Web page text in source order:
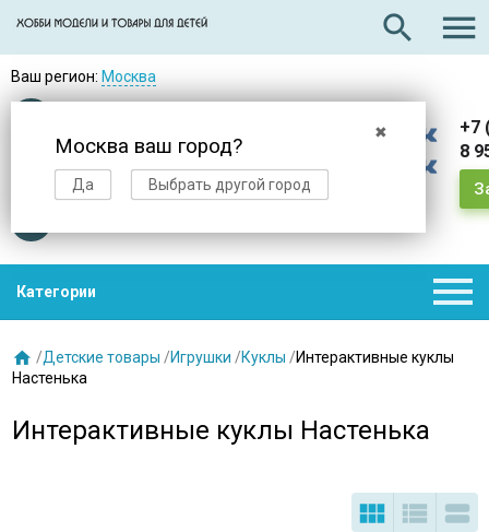
search 
Ваш регион: Москва
✖
Москва ваш город?
Да Выбрать другой город
Доставкав день заказа
+7
8
Категории 
 /Детские товары /Игрушки /Куклы /Интерактивные куклы
Настенька
Интерактивные куклы Настенька
  